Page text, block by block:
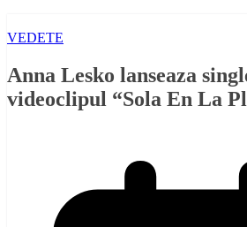
VEDETE
Anna Lesko lanseaza
videoclipul “Sola En La